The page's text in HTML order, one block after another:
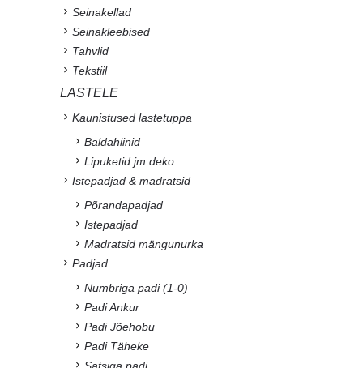
Seinakellad
Seinakleebised
Tahvlid
Tekstiil
LASTELE
Kaunistused lastetuppa
Baldahiinid
Lipuketid jm deko
Istepadjad & madratsid
Põrandapadjad
Istepadjad
Madratsid mängunurka
Padjad
Numbriga padi (1-0)
Padi Ankur
Padi Jõehobu
Padi Täheke